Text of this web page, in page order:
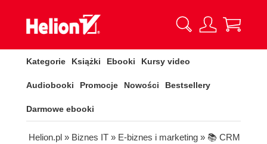
Kategorie Książki Ebooki Kursy video
Audiobooki Promocje Nowości Bestsellery
Darmowe ebooki
Helion.pl » Biznes IT » E-biznes i marketing » 📚 CRM